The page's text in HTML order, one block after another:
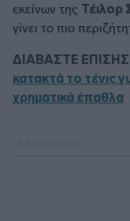
εκείνων της Τέιλορ
γίνει το πιο
ΔΙΑΒΑΣΤΕ
κατακτά το τένις
χρηματικά έπαθλα